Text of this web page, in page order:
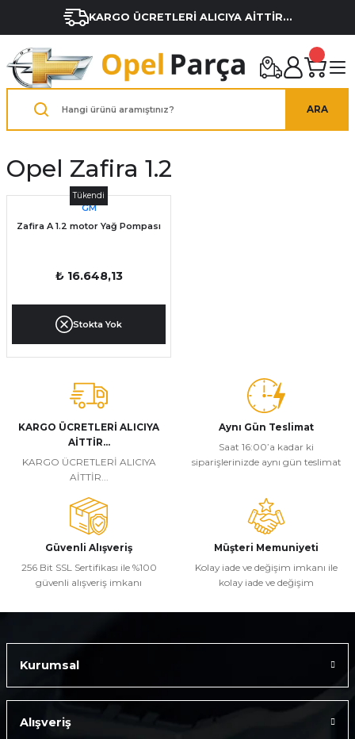
KARGO ÜCRETLERİ ALICIYA AİTTİR...
ARA
Opel Zafira 1.2
Tükendi
GM
Zafira A 1.2 motor Yağ Pompası
₺ 16.648,13
Stokta Yok
KARGO ÜCRETLERİ ALICIYA
AİTTİR...
KARGO ÜCRETLERİ ALICIYA
AİTTİR...
Aynı Gün Teslimat
Saat 16:00’a kadar ki
siparişlerinizde aynı gün teslimat
Güvenli Alışveriş
256 Bit SSL Sertifikası ile %100
güvenli alışveriş imkanı
Müşteri Memuniyeti
Kolay iade ve değişim imkanı ile
kolay iade ve değişim
Kurumsal
Alışveriş